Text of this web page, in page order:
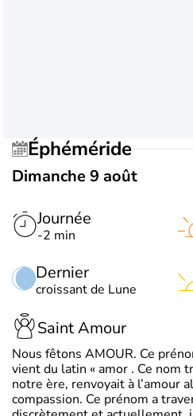
Éphéméride
Dimanche 9 août
Journée
-2 min
Dernier
croissant de Lune
Saint Amour
Nous fêtons AMOUR. Ce
vient du latin « amor . Ce nom
notre ère, renvoyait à l’amour
compassion. Ce prénom a